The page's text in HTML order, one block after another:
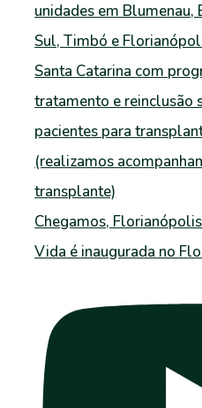
Chegamos,
Vida é inaugurada no